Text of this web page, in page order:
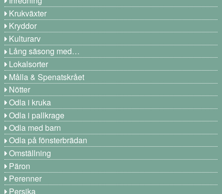
Krukväxter
Kryddor
Kulturarv
Lång säsong med…
Lokalsorter
Målla & Spenatskrået
Nötter
Odla i kruka
Odla i pallkrage
Odla med barn
Odla på fönsterbrädan
Omställning
Päron
Perenner
Persika